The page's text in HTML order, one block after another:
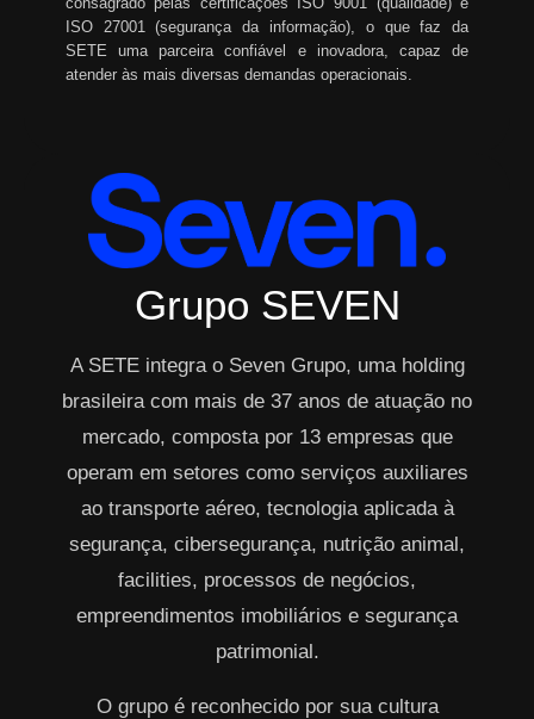
ISO 27001 (segurança da informação), o que faz da
SETE uma parceira confiável e inovadora, capaz de
atender às mais diversas demandas operacionais.
Grupo SEVEN
A SETE integra o Seven Grupo, uma holding
brasileira com mais de 37 anos de atuação no
mercado, composta por 13 empresas que
operam em setores como serviços auxiliares
ao transporte aéreo, tecnologia aplicada à
segurança, cibersegurança, nutrição animal,
facilities, processos de negócios,
empreendimentos imobiliários e segurança
patrimonial.
O grupo é reconhecido por sua cultura